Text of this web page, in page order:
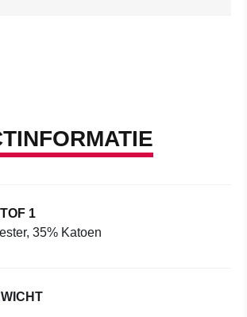
1
35% Katoen